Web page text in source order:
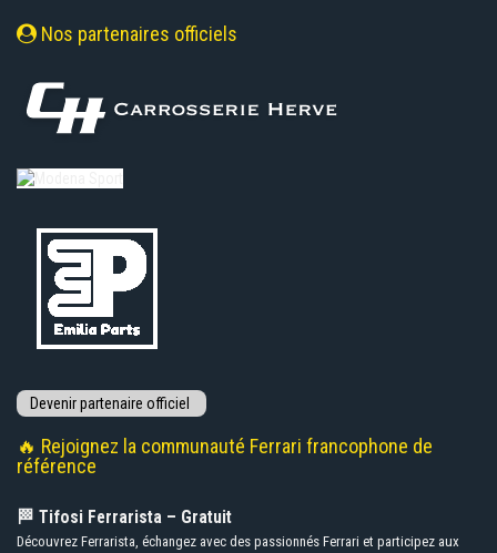
Nos partenaires officiels
🔥 Rejoignez la communauté Ferrari francophone de
référence
🏁 Tifosi Ferrarista – Gratuit
Découvrez Ferrarista, échangez avec des passionnés Ferrari et participez aux